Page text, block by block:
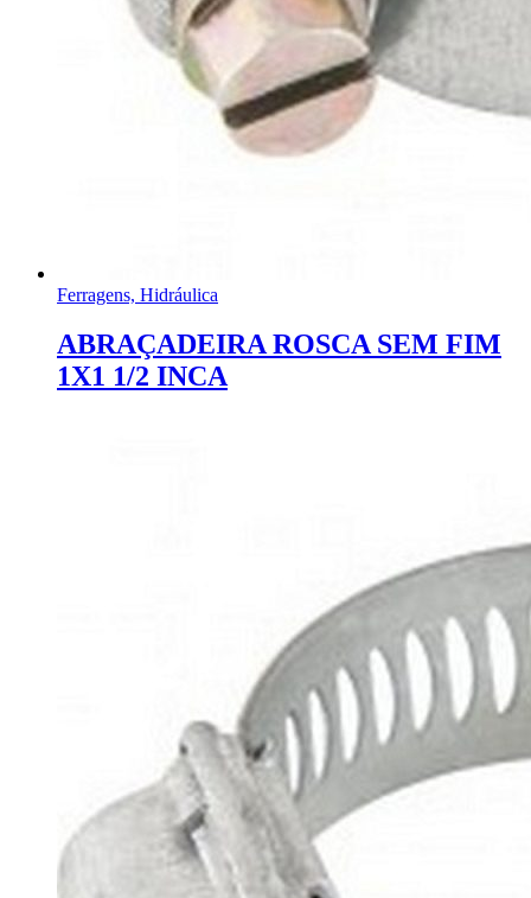
Ferragens, Hidráulica
ABRAÇADEIRA ROSCA SEM FIM
1X1 1/2 INCA